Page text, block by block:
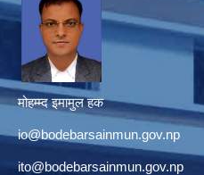
मोहम्म्द इमामुल हक
io@bodebarsainmun.gov.np
ito@bodebarsainmun.gov.np